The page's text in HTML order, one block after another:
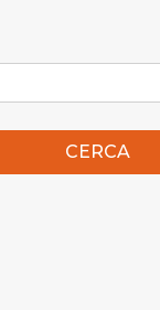
CERCA